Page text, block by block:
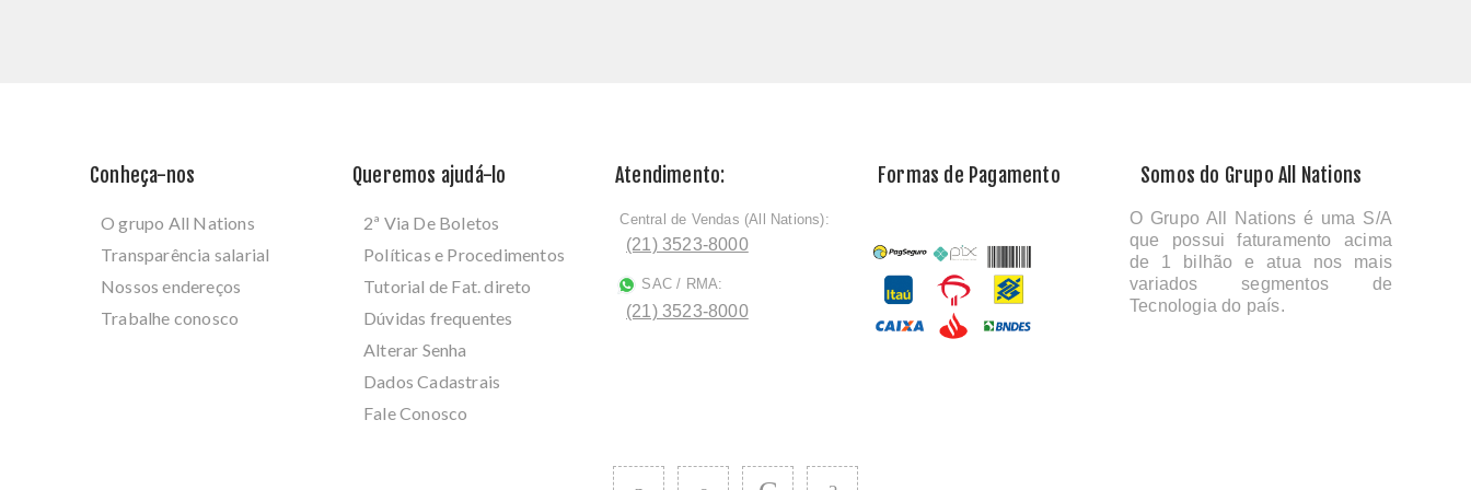
Conheça-nos
O grupo All Nations
Transparência salarial
Nossos endereços
Trabalhe conosco
Queremos ajudá-lo
2ª Via De Boletos
Políticas e Procedimentos
Tutorial de Fat. direto
Dúvidas frequentes
Alterar Senha
Dados Cadastrais
Fale Conosco
Atendimento:
ﾠCentral de Vendas (All Nations):
(21) 3523-8000
SAC / RMA:
(21) 3523-8000
Formas de Pagamento Somos do Grupo All Nations
O Grupo All Nations é uma S/A
que possui faturamento acima
de 1 bilhão e atua nos mais
variados segmentos de
Tecnologia do país.